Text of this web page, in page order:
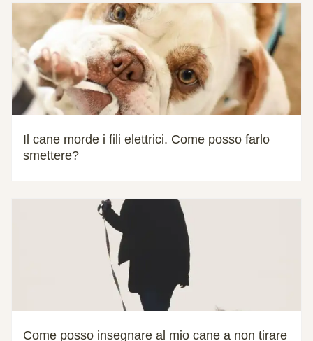
Il cane morde i fili elettrici. Come posso farlo
smettere?
Come posso insegnare al mio cane a non tirare